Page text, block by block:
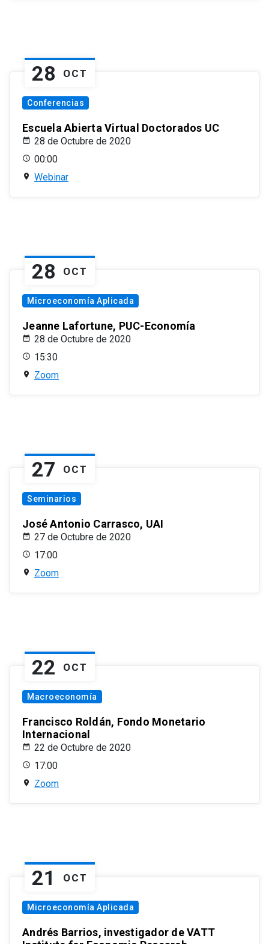
28 OCT
Conferencias
Escuela Abierta Virtual Doctorados UC
28 de Octubre de 2020
00:00
Webinar
28 OCT
Microeconomía Aplicada
Jeanne Lafortune, PUC-Economía
28 de Octubre de 2020
15:30
Zoom
27 OCT
Seminarios
José Antonio Carrasco, UAI
27 de Octubre de 2020
17:00
Zoom
22 OCT
Macroeconomía
Francisco Roldán, Fondo Monetario
Internacional
22 de Octubre de 2020
17:00
Zoom
21 OCT
Microeconomía Aplicada
Andrés Barrios, investigador de VATT